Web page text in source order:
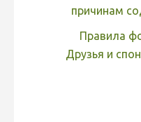
Видео 2025
Фотоконкурс 2024
Не учитываются 2024
причинам
Правила
Друзья и